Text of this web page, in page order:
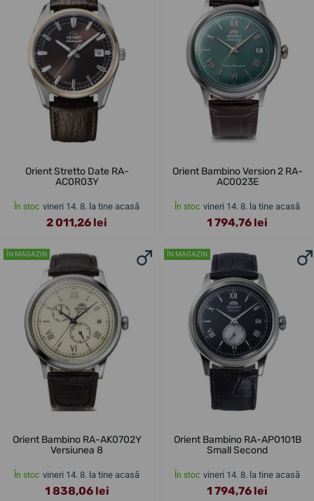
Orient Stretto Date RA-
AC0R03Y
În stoc vineri 14. 8. la tine acasă
2 011,26 lei
Orient Bambino Version 2 RA-
AC0023E
În stoc vineri 14. 8. la tine acasă
1 794,76 lei
ÎN MAGAZIN
Orient Bambino RA-AK0702Y
Versiunea 8
În stoc vineri 14. 8. la tine acasă
1 838,06 lei
ÎN MAGAZIN
Orient Bambino RA-AP0101B
Small Second
În stoc vineri 14. 8. la tine acasă
1 794,76 lei